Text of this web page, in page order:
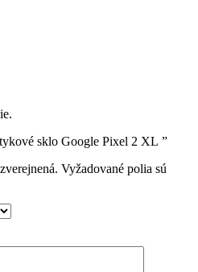
sklo Google Pixel 2 XL ”
Vyžadované polia sú